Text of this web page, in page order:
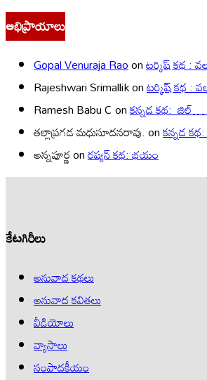
అభిప్రాయాలు
Gopal Venuraja Raoonటర్కిష్ కథ :
Rajeshwari Srimallikonటర్కిష్ కథ :
Ramesh Babu Conకన్నడ కథ:
తల్లాప్రగడ మధుసూదనరావు.onకన్నడ
అన్నపూర్ణonరష్యన్ కథ: భయం
కేటగిరీలు
అనువాద కథలు
అనువాద కవితలు
వీడియోలు
వ్యాసాలు
సంపాదకీయం